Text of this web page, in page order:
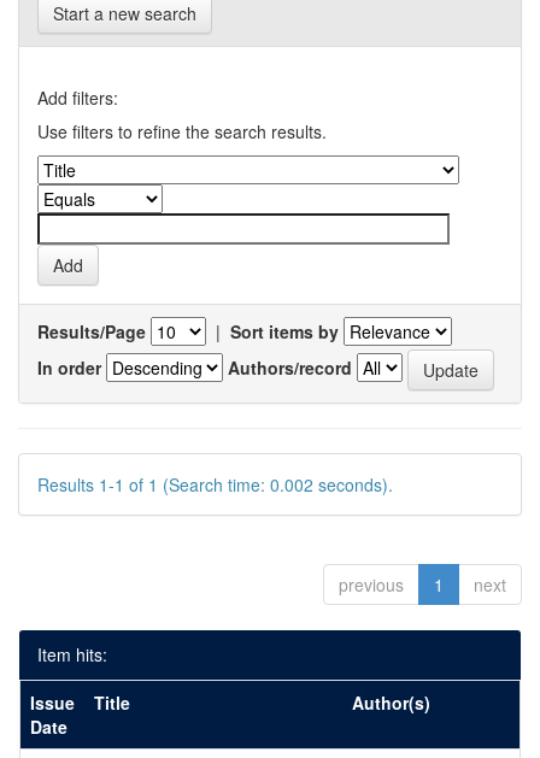
Start a new search
Add filters:
Use filters to refine the search results.
Results/Page | Sort items by
In order
Authors/record
Results 1-1 of 1 (Search time: 0.002 seconds).
previous 1 next
Item hits:
Issue
Date
Title Author(s)